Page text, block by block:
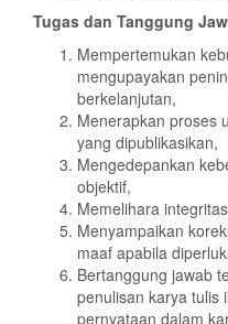
Tugas dan Tanggung
Mempertemukan
mengupayakan
berkelanjutan,
Menerapkan proses
yang dipublikasikan,
Mengedepankan
objektif,
Memelihara
Menyampaikan
maaf apabila
Bertanggung jawab
penulisan karya tulis
pernyataan dalam